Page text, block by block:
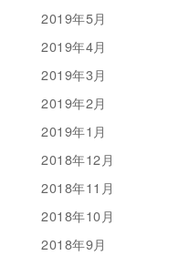
2019年5月
2019年4月
2019年3月
2019年2月
2019年1月
2018年12月
2018年11月
2018年10月
2018年9月